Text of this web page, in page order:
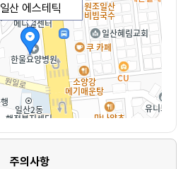
일산 에스테틱
주의사항